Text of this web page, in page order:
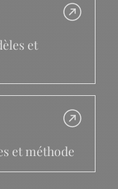
et
et méthode